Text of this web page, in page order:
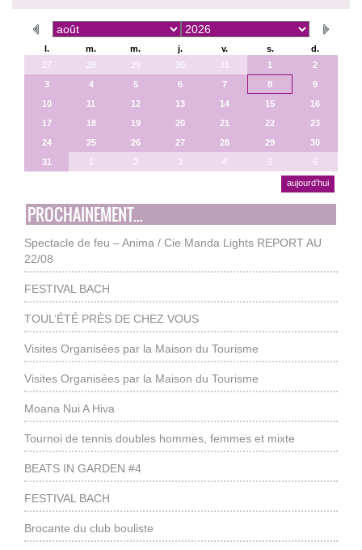
l. m. m. j. v. s.
d.
27
28 29 30 31 1
2
3
4 5 6 7 8
9
10
11 12 13 14 15
16
17
18 19 20 21 22
23
24
25 26 27 28 29
30
31
1 2 3 4 5 6
aujourd’hui
PROCHAINEMENT...
Spectacle de feu – Anima / Cie Manda Lights REPORT AU
22/08
FESTIVAL BACH
TOUL’ÉTÉ PRÈS DE CHEZ VOUS
Visites Organisées par la Maison du Tourisme
Visites Organisées par la Maison du Tourisme
Moana Nui A Hiva
Tournoi de tennis doubles hommes, femmes et mixte
BEATS IN GARDEN #4
FESTIVAL BACH
Brocante du club bouliste